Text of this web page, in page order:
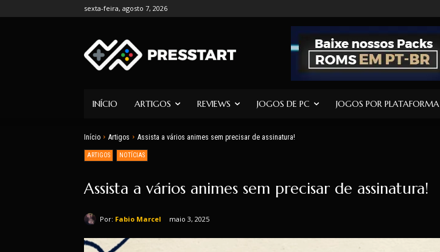
sexta-feira, agosto 7, 2026
INÍCIO ARTIGOS REVIEWS JOGOS DE PC JOGOS POR PLATAFORMA
Início Artigos Assista a vários animes sem precisar de assinatura!
ARTIGOS NOTÍCIAS
Assista a vários animes sem precisar de assinatura!
Por: Fabio Marcel maio 3, 2025